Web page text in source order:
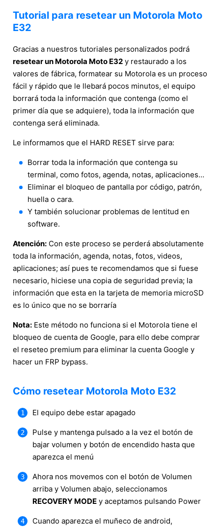
Tutorial para resetear un Motorola Moto
E32
Gracias a nuestros tutoriales personalizados podrá
resetear un Motorola Moto E32 y restaurado a los
valores de fábrica, formatear su Motorola es un proceso
fácil y rápido que le llebará pocos minutos, el equipo
borrará toda la información que contenga (como el
primer día que se adquiere), toda la información que
contenga será eliminada.
Le informamos que el HARD RESET sirve para:
Borrar toda la información que contenga su
terminal, como fotos, agenda, notas, aplicaciones…
Eliminar el bloqueo de pantalla por código, patrón,
huella o cara.
Y también solucionar problemas de lentitud en
software.
Atención: Con este proceso se perderá absolutamente
toda la información, agenda, notas, fotos, videos,
aplicaciones; así pues te recomendamos que si fuese
necesario, hiciese una copia de seguridad previa; la
información que esta en la tarjeta de memoria microSD
es lo único que no se borraría
Nota: Este método no funciona si el Motorola tiene el
bloqueo de cuenta de Google, para ello debe comprar
el reseteo premium para eliminar la cuenta Google y
hacer un FRP bypass.
Cómo resetear Motorola Moto E32
El equipo debe estar apagado
Pulse y mantenga pulsado a la vez el botón de
bajar volumen y botón de encendido hasta que
aparezca el menú
Ahora nos movemos con el botón de Volumen
arriba y Volumen abajo, seleccionamos
RECOVERY MODE y aceptamos pulsando Power
Cuando aparezca el muñeco de android,